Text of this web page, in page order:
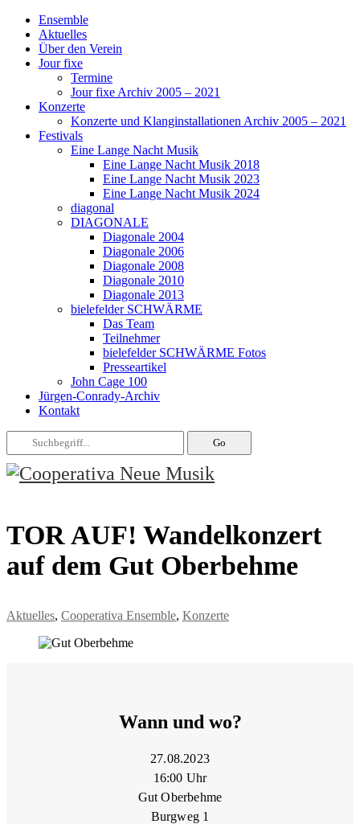
Ensemble
Aktuelles
Über den Verein
Jour fixe
Termine
Jour fixe Archiv 2005 – 2021
Konzerte
Konzerte und Klanginstallationen Archiv 2005 – 2021
Festivals
Eine Lange Nacht Musik
Eine Lange Nacht Musik 2018
Eine Lange Nacht Musik 2023
Eine Lange Nacht Musik 2024
diagonal
DIAGONALE
Diagonale 2004
Diagonale 2006
Diagonale 2008
Diagonale 2010
Diagonale 2013
bielefelder SCHWÄRME
Das Team
Teilnehmer
bielefelder SCHWÄRME Fotos
Presseartikel
John Cage 100
Jürgen-Conrady-Archiv
Kontakt
TOR AUF! Wandelkonzert
auf dem Gut Oberbehme
Aktuelles, Cooperativa Ensemble, Konzerte
Wann und wo?
27.08.2023
16:00 Uhr
Gut Oberbehme
Burgweg 1